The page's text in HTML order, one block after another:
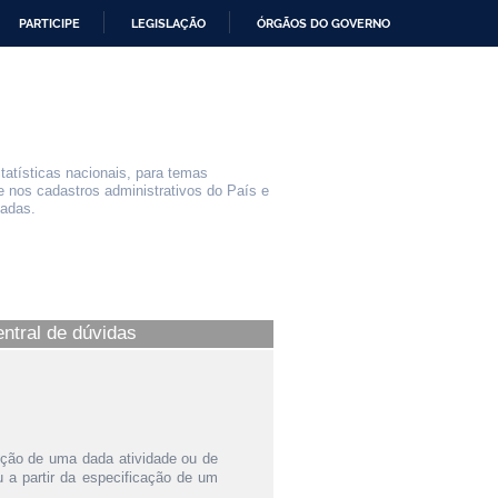
PARTICIPE LEGISLAÇÃO ÓRGÃOS DO GOVERNO
nacionais, para temas
cadastros administrativos do País e
de dúvidas
de uma dada atividade ou de
a partir da especificação de um